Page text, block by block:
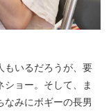
もいるだろうが、要
ョー。そして、ま
なみにボギーの長男